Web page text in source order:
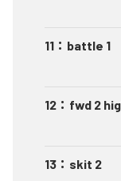
11 ： battle 1
12 ： fwd 2
13 ： skit 2